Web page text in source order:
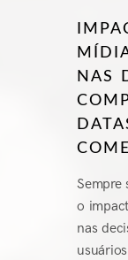
NAS
Sempre
o
nas